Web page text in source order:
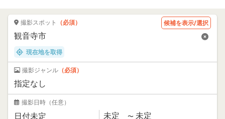
撮影スポット （必須） 候補を表示/選択
現在地を取得
撮影ジャンル （必須）
撮影日時 （任意）